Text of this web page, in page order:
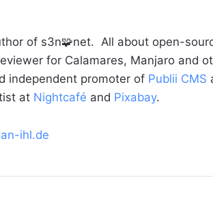
of s3n🧩net. All about open-
for Calamares, Manjaro and
independent promoter of Publii CMS
at Nightcafé and Pixabay.
ihl.de